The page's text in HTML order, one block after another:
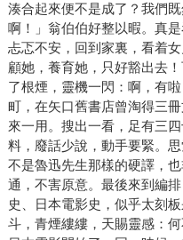
湊合起來便不是成了？我們
啊！」翁伯伯好整以暇。真
忐忑不安，回到家裏，看着
顧她，養育她，只好豁出去
了根煙，靈機一閃：啊，有
町，在矢口舊書店曾淘得三
來一用。搜出一看，足有三
料，廢話少說，動手要緊。
不是魯迅先生那樣的硬譯，
通，不害原意。最後來到編
史、日本電影史，似乎太刻
斗，青煙縷縷，天賜靈感：